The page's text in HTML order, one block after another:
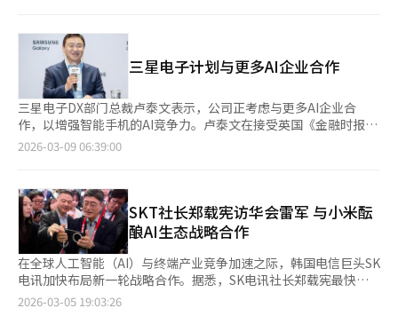
其运行速度超过10.7Gbps，满足了生成型AI对高带宽的要求。通
过应用子通道结构和DVFS（动态电压和频率调节）技术，电力消
耗降低了20%以上。SK海力士通过前瞻性地应用1c尖端微细工
艺，最大化了电力效率和集成度，使得移动设备用户在执行语音转
录、实时翻译等高规格AI功能时，能够在最小化电池消耗的同时享
受流畅的性能。此次开发反映了智能手机和笔记本等移动设备AI化
加速的市场趋势。根据市场研究机构IDC的数据，配备生成型AI功
能的智能手机出货量每年急剧增加，因此对高性能低功耗内存的需
功耗内存取代。在设备内AI环境中，数据需要在设备内部处理，而
不是发送到服务器，因此更快速、更高效的内存将成为‘AI的心
脏’。”这也是SK海力士继HBM（高带宽内存）之后，试图在移
动D램领域拉开技术差距的背景。◆ 与三星电子的激战，‘市场占
领’是关键随着SK海力士基于1c工艺的LPDDR6开发，三星电子
的竞争格局更加清晰。三星电子专注于基于1b工艺的LPDDR6产品
的产品稳定性和早期量产化，并最近向主要芯片组公司提供了下一
代产品LPDDR6X的样品，加速了市场开拓。SK海力士选择了通过
三星电子计划与更多AI企业合作
三星电子DX部门总裁卢泰文表示，公司正考虑与更多AI企业合
作，以增强智能手机的AI竞争力。卢泰文在接受英国《金融时报》
采访时表示：“我们对所有解决方案持开放态度，选择权是Galaxy
停滞的情况下，AI驱动的搜索和服务影响消费者的购买决策。三星
在Galaxy S26系列中增加了Perplexity AI模型，这被视为其战略的
一部分。卢泰文强调：“消费者不再局限于一个平台，而是使用多
个AI模型。三星在移动AI领域早有准备，保持了领导地位。”此
外，《金融时报》报道，三星计划将Galaxy S26系列部分型号在美
国的售价提高100美元。卢泰文解释称，价格上涨主要受当前AI基
础设施扩展的影响。※ 本报道经人工智能（AI）系统翻译与编辑。
2026-03-09 06:39:00
SKT社长郑载宪访华会雷军 与小米酝
酿AI生态战略合作
在全球人工智能（AI）与终端产业竞争加速之际，韩国电信巨头SK
电讯加快布局新一轮战略合作。据悉，SK电讯社长郑载宪最快将
于本月内访问中国，并与小米集团董事长雷军举行会晤。 当地时
2026-03-05 19:03:26